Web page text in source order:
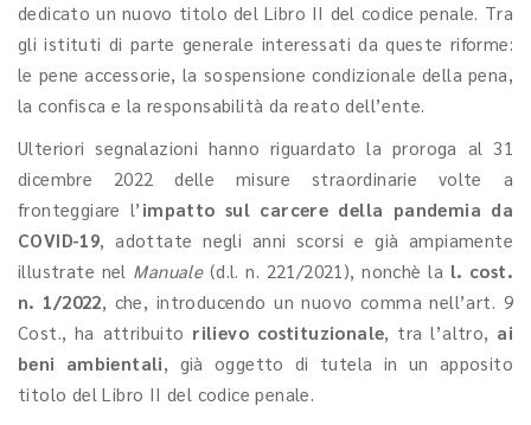
dedicato un nuovo titolo del Libro II del codice penale. Tra
gli istituti di parte generale interessati da queste riforme:
le pene accessorie, la sospensione condizionale della pena,
la confisca e la responsabilità da reato dell’ente.
Ulteriori segnalazioni hanno riguardato la proroga al 31
dicembre 2022 delle misure straordinarie volte a
fronteggiare l’ impatto sul carcere della pandemia da
COVID-19, adottate negli anni scorsi e già ampiamente
illustrate nel Manuale(d.l. n. 221/2021), nonchè la l. cost.
n. 1/2022, che, introducendo un nuovo comma nell’art. 9
Cost., ha attribuito rilievo costituzionale, tra l’altro, ai
beni ambientali, già oggetto di tutela in un apposito
titolo del Libro II del codice penale.